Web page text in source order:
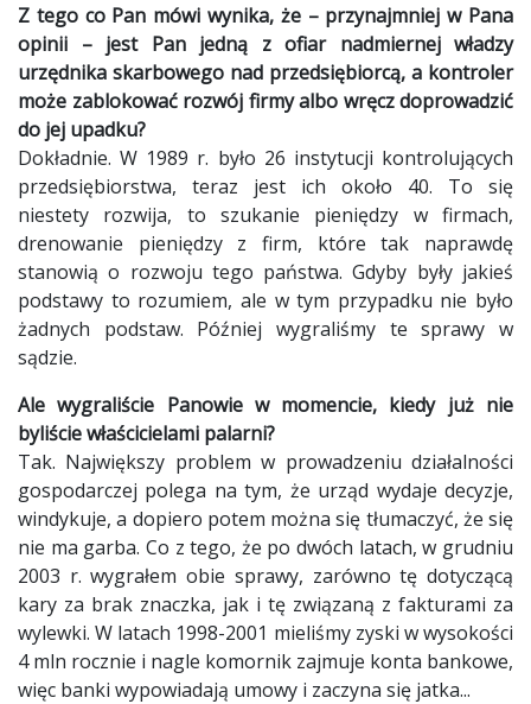
Z tego co Pan mówi wynika, że – przynajmniej w Pana
opinii – jest Pan jedną z ofiar nadmiernej władzy
urzędnika skarbowego nad przedsiębiorcą, a kontroler
może zablokować rozwój firmy albo wręcz doprowadzić
do jej upadku?
Dokładnie. W 1989 r. było 26 instytucji kontrolujących
przedsiębiorstwa, teraz jest ich około 40. To się
niestety rozwija, to szukanie pieniędzy w firmach,
drenowanie pieniędzy z firm, które tak naprawdę
stanowią o rozwoju tego państwa. Gdyby były jakieś
podstawy to rozumiem, ale w tym przypadku nie było
żadnych podstaw. Później wygraliśmy te sprawy w
sądzie.
Ale wygraliście Panowie w momencie, kiedy już nie
byliście właścicielami palarni?
Tak. Największy problem w prowadzeniu działalności
gospodarczej polega na tym, że urząd wydaje decyzje,
windykuje, a dopiero potem można się tłumaczyć, że się
nie ma garba. Co z tego, że po dwóch latach, w grudniu
2003 r. wygrałem obie sprawy, zarówno tę dotyczącą
kary za brak znaczka, jak i tę związaną z fakturami za
wylewki. W latach 1998-2001 mieliśmy zyski w wysokości
4 mln rocznie i nagle komornik zajmuje konta bankowe,
więc banki wypowiadają umowy i zaczyna się jatka...